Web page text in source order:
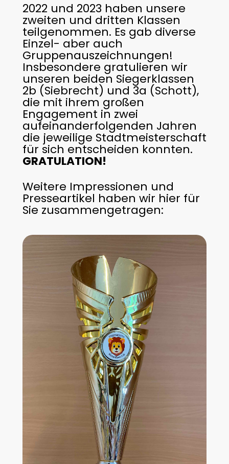
2022 und 2023 haben unsere
zweiten und dritten Klassen
teilgenommen. Es gab diverse
Einzel- aber auch
Gruppenauszeichnungen!
Insbesondere gratulieren wir
unseren beiden Siegerklassen
2b (Siebrecht) und 3a (Schott),
die mit ihrem großen
Engagement in zwei
aufeinanderfolgenden Jahren
die jeweilige Stadtmeisterschaft
für sich entscheiden konnten.
GRATULATION!
Weitere Impressionen und
Presseartikel haben wir hier für
Sie zusammengetragen: